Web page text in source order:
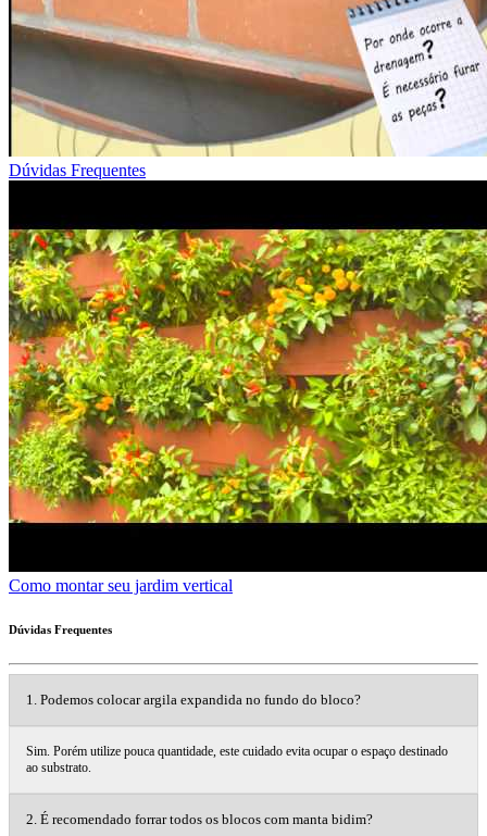
Dúvidas Frequentes
Como montar seu jardim vertical
Dúvidas Frequentes
1. Podemos colocar argila expandida no fundo do bloco?
Sim. Porém utilize pouca quantidade, este cuidado evita ocupar o espaço destinado
ao substrato.
2. É recomendado forrar todos os blocos com manta bidim?